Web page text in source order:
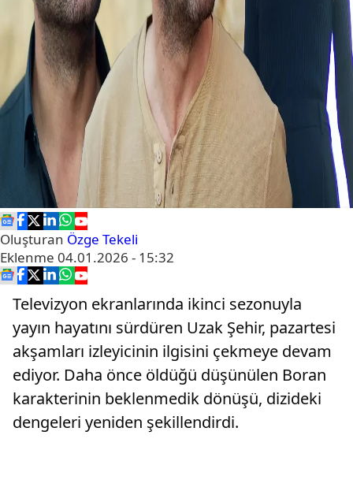
Oluşturan Özge Tekeli
Eklenme 04.01.2026 - 15:32
Televizyon ekranlarında ikinci sezonuyla
yayın hayatını sürdüren Uzak Şehir, pazartesi
akşamları izleyicinin ilgisini çekmeye devam
ediyor. Daha önce öldüğü düşünülen Boran
karakterinin beklenmedik dönüşü, dizideki
dengeleri yeniden şekillendirdi.